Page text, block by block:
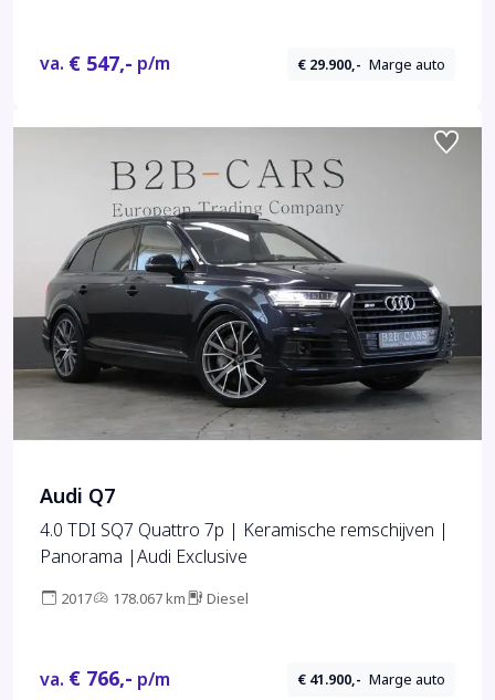
va. € 547,- p/m € 29.900,- Marge auto
Audi Q7
4.0 TDI SQ7 Quattro 7p | Keramische remschijven |
Panorama |Audi Exclusive
2017 178.067 km Diesel
va. € 766,- p/m € 41.900,- Marge auto